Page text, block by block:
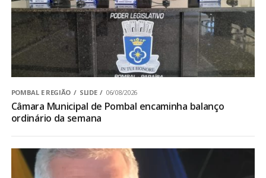
POMBAL E REGIÃO SLIDE 06/08/2026
Câmara Municipal de Pombal encaminha balanço
ordinário da semana